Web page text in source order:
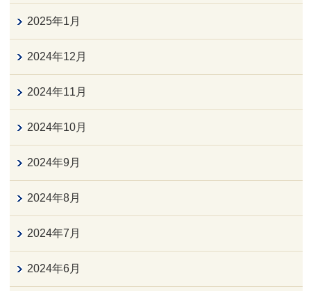
2025年1月
2024年12月
2024年11月
2024年10月
2024年9月
2024年8月
2024年7月
2024年6月